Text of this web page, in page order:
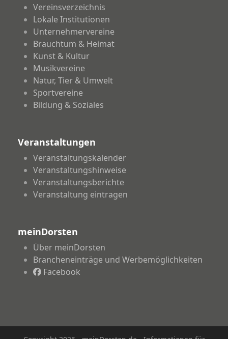
Vereinsverzeichnis
Lokale Institutionen
Unternehmervereine
Brauchtum & Heimat
Kunst & Kultur
Musikvereine
Natur, Tier & Umwelt
Sportvereine
Bildung & Soziales
Veranstaltungen
Veranstaltungskalender
Veranstaltungshinweise
Veranstaltungsberichte
Veranstaltung eintragen
meinDorsten
Über meinDorsten
Brancheneinträge und Werbemöglichkeiten
Facebook